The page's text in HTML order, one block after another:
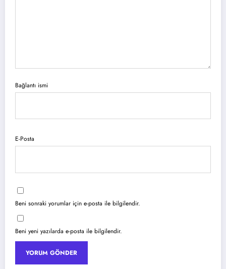
Bağlantı ismi
E-Posta
Beni sonraki yorumlar için e-posta ile bilgilendir.
Beni yeni yazılarda e-posta ile bilgilendir.